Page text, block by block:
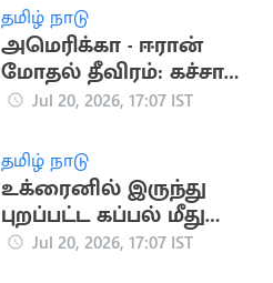
தமிழ் நாடு
அமெரிக்கா - ஈரான்
மோதல் தீவிரம்: கச்சா
எண்ணெய் தட்டுப்பாடு
Jul 20, 2026, 17:07 IST
தமிழ் நாடு
உக்ரைனில் இருந்து
புறப்பட்ட கப்பல் மீது
தாக்குதல்.. 4
Jul 20, 2026, 17:07 IST